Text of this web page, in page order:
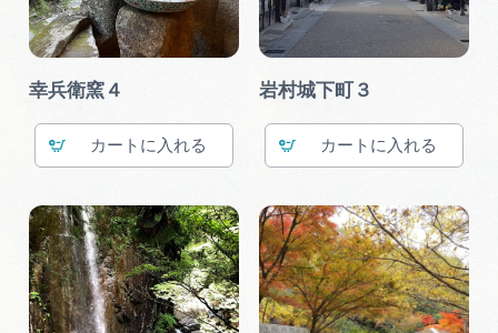
幸兵衛窯４
カート
岩村城下町３
カート